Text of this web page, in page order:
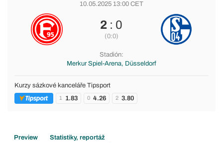
10.05.2025 13:00 CET
2 : 0
(0:0)
Stadión:
Merkur Spiel-Arena, Düsseldorf
Kurzy sázkové kanceláře Tipsport
1 1.83 0 4.26 2 3.80
Preview Statistiky, reportáž